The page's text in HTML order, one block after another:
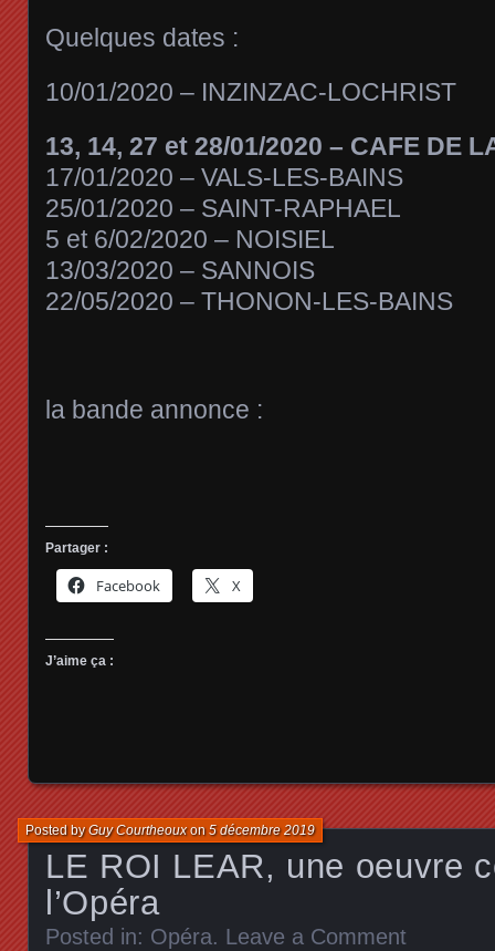
Quelques dates :
10/01/2020 – INZINZAC-LOCHRIST
13, 14, 27 et 28/01/2020 – CAFE DE
17/01/2020 – VALS-LES-BAINS
25/01/2020 – SAINT-RAPHAEL
5 et 6/02/2020 – NOISIEL
13/03/2020 – SANNOIS
22/05/2020 – THONON-LES-BAINS
la bande annonce :
Partager :
Facebook X
J’aime ça :
LE ROI LEAR, une oeuvre
l’Opéra
Posted byGuy Courtheouxon5 décembre 2019
Posted in: Opéra. Leave a Comment